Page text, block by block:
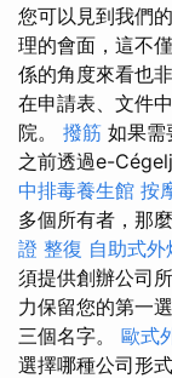
您可以見到我們
理的會面，這不
係的角度來看也
在申請表、文件
院。 撥筋 如果需
之前透過e-
中排毒養生館 按
多個所有者，那
證 整復 自助式外
須提供創辦公司
力保留您的第一
三個名字。 歐式
選擇哪種公司形